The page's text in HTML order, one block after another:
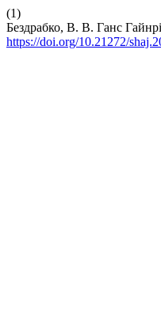
(1)
Бездрабко, В. В. Ганс
https://doi.org/10.21272/